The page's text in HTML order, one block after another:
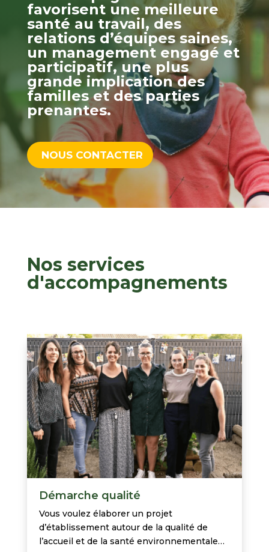
favorisent une meilleure
santé au travail, des
relations d’équipes saines,
un management engagé et
participatif, une plus
grande implication des
familles et des parties
prenantes.
NOUS CONTACTER
Nos services
d'accompagnements
Démarche qualité
Vous voulez élaborer un projet
d’établissement autour de la qualité de
l’accueil et de la santé environnementale…